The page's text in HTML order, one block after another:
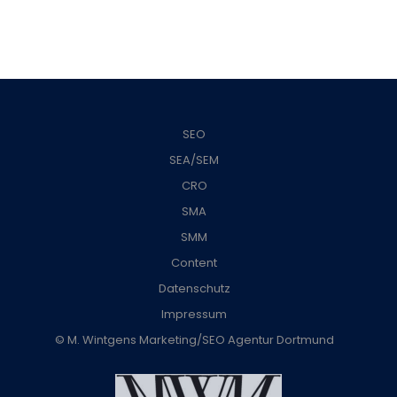
SEO
SEA/SEM
CRO
SMA
SMM
Content
Datenschutz
Impressum
© M. Wintgens Marketing/SEO Agentur Dortmund